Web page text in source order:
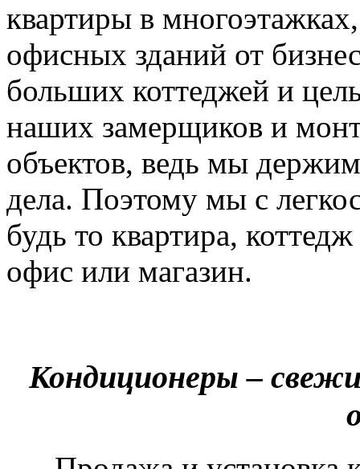
квартиры в
офисных зданий от
больших коттеджей и
наших замерщиков и
объектов, ведь мы
дела. Поэтому мы с
будь то квартира,
офис или магазин.
Кондиционеры –